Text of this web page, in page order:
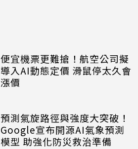
便宜機票更難搶！航空公司擬
導入AI動態定價 滑鼠停太久會
漲價
預測氣旋路徑與強度大突破！
Google宣布開源AI氣象預測
模型 助強化防災救治準備